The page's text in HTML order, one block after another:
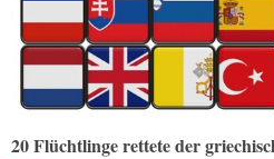
20 Flüchtlinge rettete der